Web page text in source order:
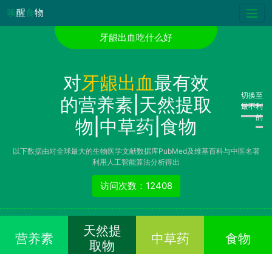
唤醒食物
牙龈出血吃什么好
对牙龈出血最有效
的营养素|天然提取
物|中草药|食物
切换至
最不利
的
以下数据由对全球最大的生物医学文献数据库PubMed及维基百科与中医名著
利用人工智能算法分析得出
访问次数：12408
营养素
天然提
取物
中草药 食物